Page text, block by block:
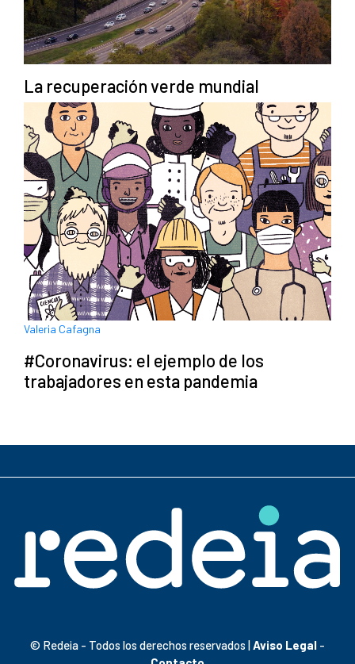
La recuperación verde mundial
Valeria Cafagna
#Coronavirus: el ejemplo de los
trabajadores en esta pandemia
© Redeia - Todos los derechos reservados | Aviso Legal -